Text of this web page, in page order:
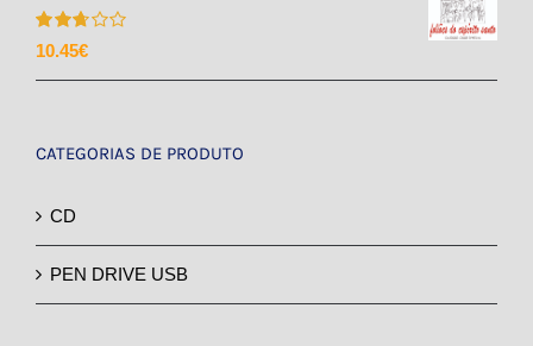
Avaliação
de 5
10.45€
CATEGORIAS DE PRODUTO
CD
PEN DRIVE USB